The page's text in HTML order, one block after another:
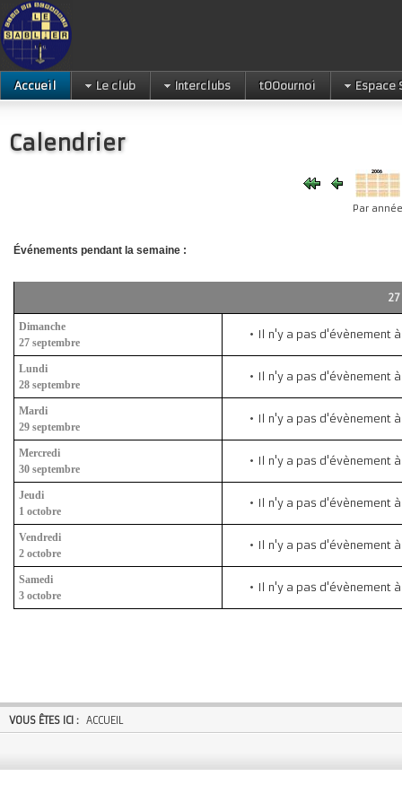
Accueil Le club Interclubs tOOournoi Espace
Calendrier
Par année
Événements pendant la semaine :
Dimanche
27 septembre
Il n'y a pas d'évènement
Lundi
28 septembre
Il n'y a pas d'évènement
Mardi
29 septembre
Il n'y a pas d'évènement
Mercredi
30 septembre
Il n'y a pas d'évènement
Jeudi
1 octobre
Il n'y a pas d'évènement
Vendredi
2 octobre
Il n'y a pas d'évènement
Samedi
3 octobre
Il n'y a pas d'évènement
VOUS ÊTES ICI : ACCUEIL